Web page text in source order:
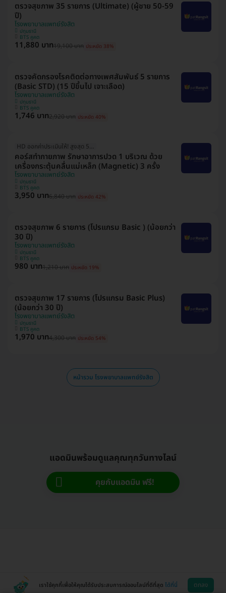
ตรวจสุขภาพ 35 รายการ (Ultimate) (ผู้ชาย 50-59
ปี)
โรงพยาบาลแพทย์รังสิต
ปทุมธานี
BTS คูคต
11,880 บาท19,100 บาท ประหยัด 38%
ตรวจคัดกรองโรคติดต่อทางเพศสัมพันธ์ 5 รายการ
(Basic STD) (15 ปีขึ้นไป เจาะเลือด)
โรงพยาบาลแพทย์รังสิต
ปทุมธานี
BTS คูคต
1,746 บาท2,920 บาท ประหยัด 40%
HD ออกค่าประเมินให้! สูงสุด 500 บ.
คอร์สทำกายภาพ รักษาอาการปวด 1 บริเวณ ด้วย
เครื่องกระตุ้นคลื่นแม่เหล็ก (Magnetic) 3 ครั้ง
โรงพยาบาลแพทย์รังสิต
ปทุมธานี
BTS คูคต
3,950 บาท6,840 บาท ประหยัด 42%
ตรวจสุขภาพ 6 รายการ (โปรแกรม Basic ) (น้อยกว่า
30 ปี)
โรงพยาบาลแพทย์รังสิต
ปทุมธานี
BTS คูคต
980 บาท1,210 บาท ประหยัด 19%
ตรวจสุขภาพ 17 รายการ (โปรแกรม Basic Plus)
(น้อยกว่า 30 ปี)
โรงพยาบาลแพทย์รังสิต
ปทุมธานี
BTS คูคต
1,970 บาท4,300 บาท ประหยัด 54%
หน้ารวม โรงพยาบาลแพทย์รังสิต
แอดมินพร้อมดูแลคุณทุกวันทางไลน์
คุยกับแอดมิน ฟรี!
เราใช้คุกกี้เพื่อให้คุณได้รับประสบการณ์ออนไลน์ที่ดีที่สุด ได้ที่นี่ ตกลง